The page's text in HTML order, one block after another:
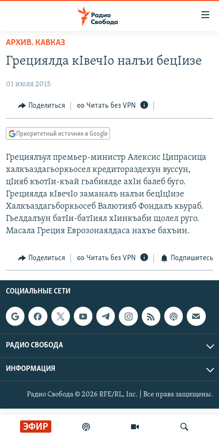
упрощенного
доступа
содержанию
Вернутся
навигации
Вернутся
поиску
ПОДКАСТЫ
АВТОРСКИЕ ПРОЕКТЫ
ЦИТАТЫ СВОБОДЫ
КУЛЬТУРА
IDEL.РЕАЛИИ
КАВКАЗ.РЕАЛИИ
СЕВЕР.РЕАЛИИ
СИБИРЬ.РЕАЛИИ
РАСПИСАНИЕ ВЕЩАНИЯ
СОЦИАЛЬНЫЕ СЕТИ
ЭФИР
АРХИВ. КАВКАЗ
Грециялда кIвечIо налъи бецIизе
01 июля 2015
Поделиться Читать без VPN
Приоритетный источник в Google
Грециялъул премьер-министр Алексис Ципрасица
халкъаздагьоркьосел кредитораздехун вуссун,
цIияб къотIи-къай гьабиялде ахIи балеб буго.
Грециялда кIвечIо заманалъ налъи бецIцIизе
Халкъаздагьборкьосеб Валютияб Фондалъ кьураб.
Гьелдалъун батIи-батIиял хIинкъаби щолел руго.
Масала Греция Еврозонаялдаса нахъе бахъин.
Поделиться Читать без VPN Подпишитесь
СОЦИАЛЬНЫЕ СЕТИ
РАДИО СВОБОДА
ИНФОРМАЦИЯ
Радио Свобода © 2026 RFE/RL, Inc. | Все права защищены.